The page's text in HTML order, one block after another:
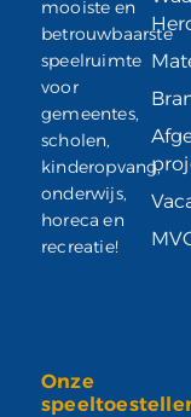
mooiste en
betrouwbaarste
speelruimte
voor
gemeentes,
scholen,
kinderopvang,
onderwijs,
horeca en
recreatie!
Onze